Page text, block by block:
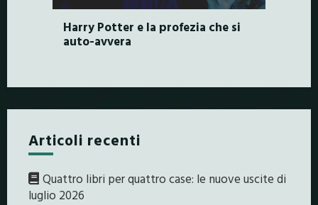
Harry Potter e la profezia che si
auto-avvera
Articoli recenti
Quattro libri per quattro case: le nuove uscite di
luglio 2026